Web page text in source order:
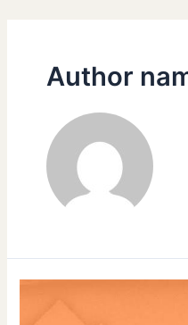
Author